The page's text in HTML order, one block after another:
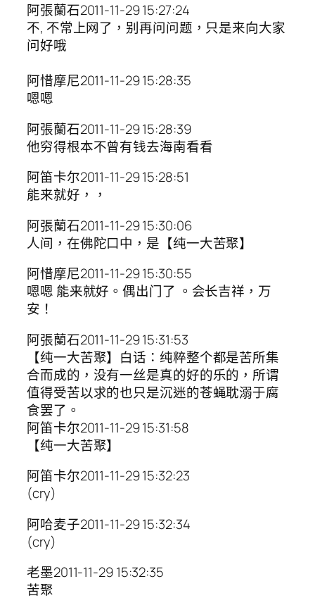
阿張蘭石2011-11-29 15:27:24
不, 不常上网了，别再问问题，只是来向大家
问好哦
阿惜摩尼2011-11-29 15:28:35
嗯嗯
阿張蘭石2011-11-29 15:28:39
他穷得根本不曾有钱去海南看看
阿笛卡尔2011-11-29 15:28:51
能来就好，，
阿張蘭石2011-11-29 15:30:06
人间，在佛陀口中，是【纯一大苦聚】
阿惜摩尼2011-11-29 15:30:55
嗯嗯 能来就好。偶出门了 。会长吉祥，万
安！
阿張蘭石2011-11-29 15:31:53
【纯一大苦聚】白话：纯粹整个都是苦所集
合而成的，没有一丝是真的好的乐的，所谓
值得受苦以求的也只是沉迷的苍蝇耽溺于腐
食罢了。
阿笛卡尔2011-11-29 15:31:58
【纯一大苦聚】
阿笛卡尔2011-11-29 15:32:23
(cry)
阿哈麦子2011-11-29 15:32:34
(cry)
老墨2011-11-29 15:32:35
苦聚